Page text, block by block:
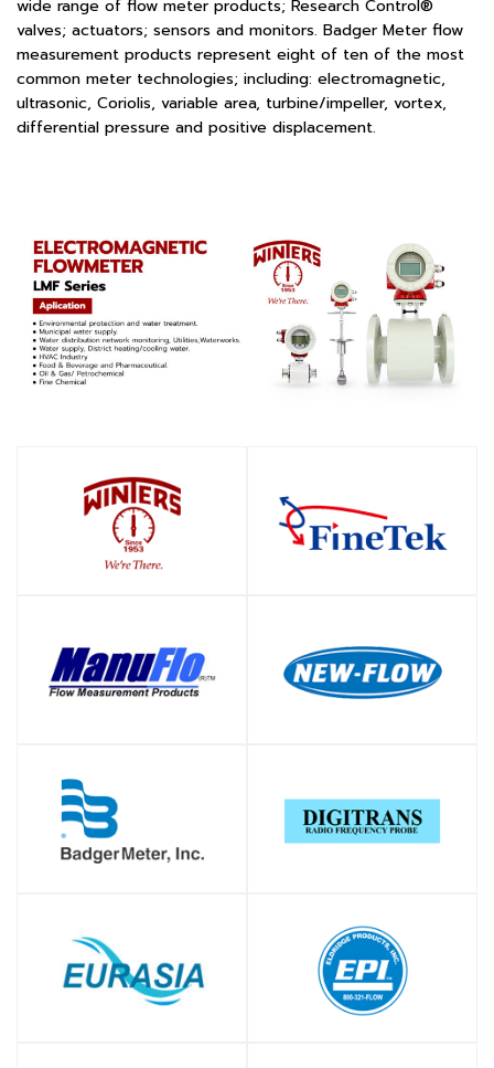
wide range of flow meter products; Research Control®
valves; actuators; sensors and monitors. Badger Meter flow
measurement products represent eight of ten of the most
common meter technologies; including: electromagnetic,
ultrasonic, Coriolis, variable area, turbine/impeller, vortex,
differential pressure and positive displacement.
SHOP SHOP
SHOP SHOP
SHOP SHOP
SHOP SHOP